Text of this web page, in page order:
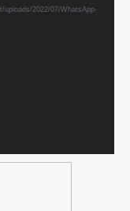
uploads/2022/07/WhatsApp-